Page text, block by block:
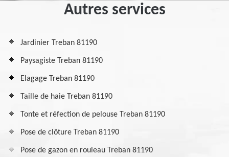
Autres services
Jardinier Treban 81190
Paysagiste Treban 81190
Elagage Treban 81190
Taille de haie Treban 81190
Tonte et réfection de pelouse Treban 81190
Pose de clôture Treban 81190
Pose de gazon en rouleau Treban 81190